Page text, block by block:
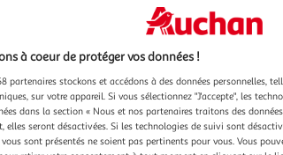
à coeur de protéger vos données !
partenaires stockons et accédons à des données personnelles,
sur votre appareil. Si vous sélectionnez "J'accepte", les
dans la section « Nous et nos partenaires traitons des
elles seront désactivées. Si les technologies de suivi sont
sont présentés ne soient pas pertinents pour vous. Vous